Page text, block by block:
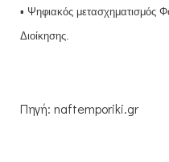
▪ Ψηφιακός μετασχηματισμός
Διοίκησης.
Πηγή: naftemporiki.gr